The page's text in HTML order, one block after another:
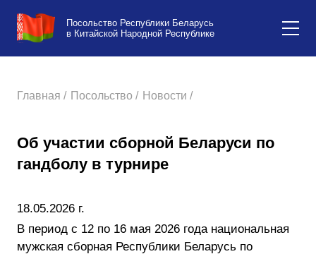
Посольство Республики Беларусь
в Китайской Народной Республике
Главная / Посольство / Новости /
Об участии сборной Беларуси по
гандболу в турнире
18.05.2026 г.
В период с 12 по 16 мая 2026 года национальная
мужская сборная Республики Беларусь по